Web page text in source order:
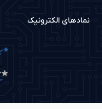
نمادهای الکترونیک